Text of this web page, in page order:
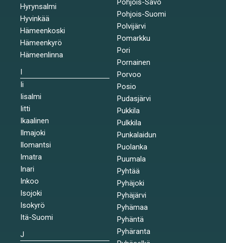
Hyrynsalmi
Hyvinkää
Hämeenkoski
Hämeenkyrö
Hämeenlinna
I
Ii
Iisalmi
Iitti
Ikaalinen
Ilmajoki
Ilomantsi
Imatra
Inari
Inkoo
Isojoki
Isokyrö
Itä-Suomi
J
Pohjois-Savo
Pohjois-Suomi
Polvijärvi
Pomarkku
Pori
Pornainen
Porvoo
Posio
Pudasjärvi
Pukkila
Pulkkila
Punkalaidun
Puolanka
Puumala
Pyhtää
Pyhäjoki
Pyhäjärvi
Pyhämaa
Pyhäntä
Pyhäranta